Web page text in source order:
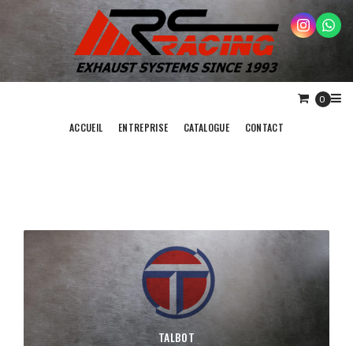
0
ACCUEIL ENTREPRISE CATALOGUE CONTACT
TALBOT